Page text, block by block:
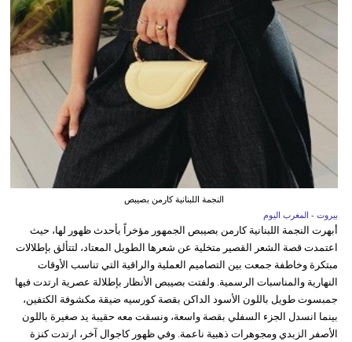
النجمة اللبنانية كارمن بصيبص
بيروت - المغرب اليوم
أبهرت النجمة اللبنانية كارمن بصيبص الجمهور مؤخراً بأحدث ظهور لها، حيث
اعتمدت قصة الشعر القصير متخلية عن شعرها الطويل المعتاد، لتتألق بإطلالات
مبتكرة وخاطفة جمعت بين التصاميم العملية والراقية التي تناسب الأوقات
النهارية والمناسبات الرسمية. ولفتت بصيبص الأنظار بإطلالة عصرية ارتدت فيها
جمبسوت طويل باللون الأسود الداكن بقصة كورسيه ضيقة مكشوفة الكتفين،
بينما انسدل الجزء السفلي بقصة واسعة، ونسقت معه حقيبة يد صغيرة باللون
الأصفر الزبدي ومجوهرات ذهبية ناعمة. وفي ظهور كاجوال آخر، ارتدت كنزة